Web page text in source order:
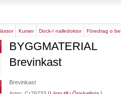
mässor kurser dock-/ nalledoktor föredrag o
BYGGMATERIAL
Brevinkast
Brevinkast